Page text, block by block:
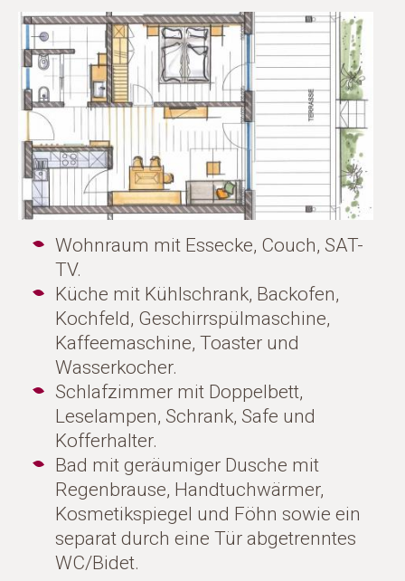
Wohnraum mit Essecke, Couch, SAT-
TV.
Küche mit Kühlschrank, Backofen,
Kochfeld, Geschirrspülmaschine,
Kaffeemaschine, Toaster und
Wasserkocher.
Schlafzimmer mit Doppelbett,
Leselampen, Schrank, Safe und
Kofferhalter.
Bad mit geräumiger Dusche mit
Regenbrause, Handtuchwärmer,
Kosmetikspiegel und Föhn sowie ein
separat durch eine Tür abgetrenntes
WC/Bidet.